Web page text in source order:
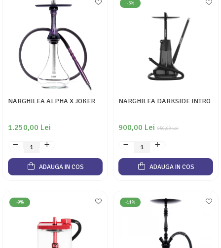
NARGHILEA ALPHA X JOKER
1.250,00 Lei
ADAUGA IN COS
-5%
NARGHILEA DARKSIDE INTRO
950,00 Lei
900,00 Lei
ADAUGA IN COS
-9% -11%